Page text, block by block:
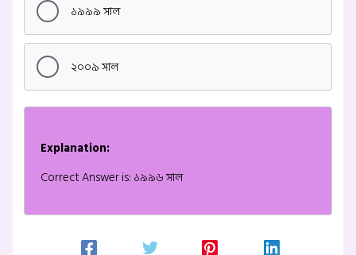
১৯৯৯ সাল
২০০৯ সাল
Explanation:
Correct Answer is: ১৯৯৬ সাল